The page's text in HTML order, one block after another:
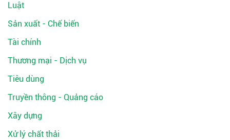
Luật
Sản xuất - Chế biến
Tài chính
Thương mại - Dịch vụ
Tiêu dùng
Truyền thông - Quảng cáo
Xây dựng
Xử lý chất thải